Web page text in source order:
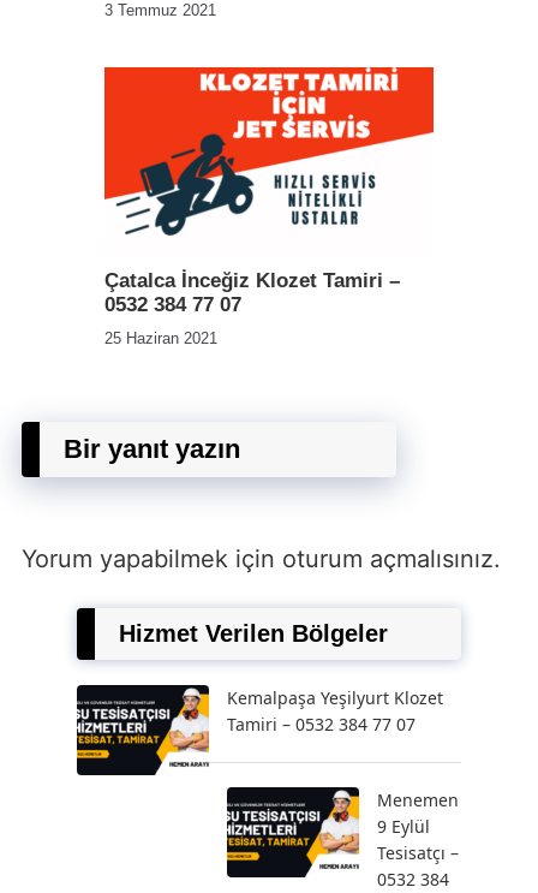
3 Temmuz 2021
Çatalca İnceğiz Klozet Tamiri –
0532 384 77 07
25 Haziran 2021
Bir yanıt yazın
Yorum yapabilmek için oturum açmalısınız.
Hizmet Verilen Bölgeler
Kemalpaşa Yeşilyurt Klozet
Tamiri – 0532 384 77 07
Menemen
9 Eylül
Tesisatçı –
0532 384